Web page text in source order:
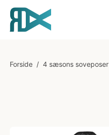
Forside / 4 sæsons soveposer